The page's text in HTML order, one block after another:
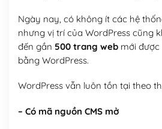
Ngày nay, có không ít các hệ
nhưng vị trí của WordPress cũng
đến gần 500 trang webmới được
bằng WordPress.
WordPress vẫn luôn tồn tại theo
– Có mã nguồn CMS mở